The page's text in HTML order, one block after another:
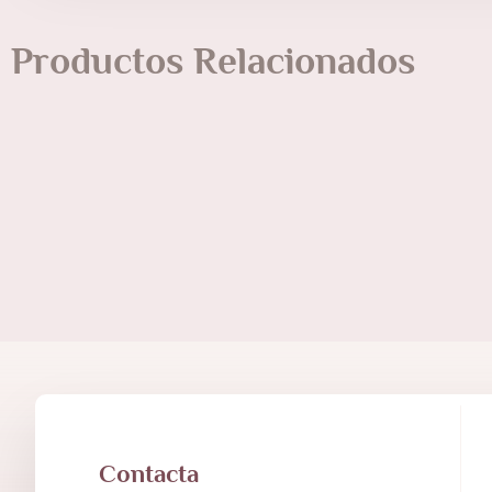
Productos Relacionados
Contacta